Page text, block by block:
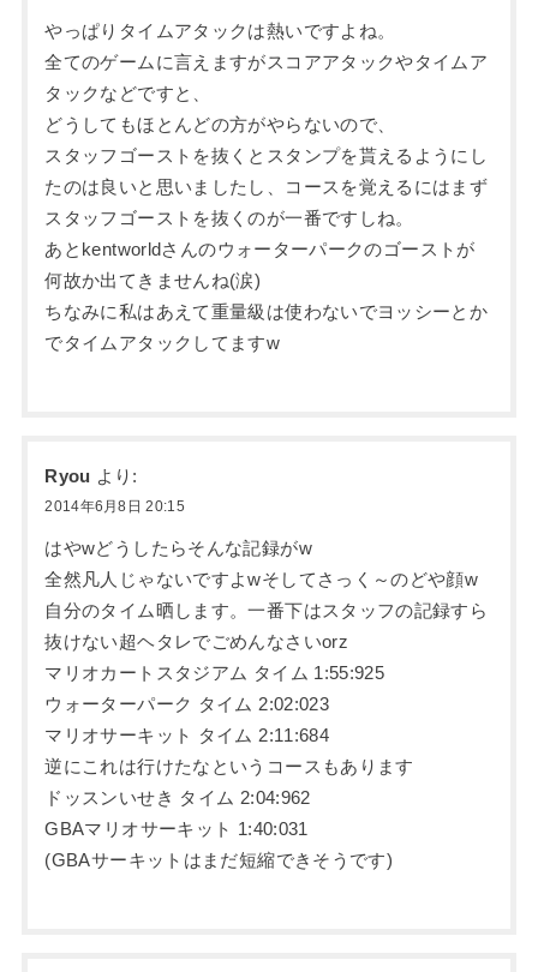
やっぱりタイムアタックは熱いですよね。
全てのゲームに言えますがスコアアタックやタイムア
タックなどですと、
どうしてもほとんどの方がやらないので、
スタッフゴーストを抜くとスタンプを貰えるようにし
たのは良いと思いましたし、コースを覚えるにはまず
スタッフゴーストを抜くのが一番ですしね。
あとkentworldさんのウォーターパークのゴーストが
何故か出てきませんね(涙)
ちなみに私はあえて重量級は使わないでヨッシーとか
でタイムアタックしてますw
Ryou より:
2014年6月8日 20:15
はやwどうしたらそんな記録がw
全然凡人じゃないですよwそしてさっく～のどや顔w
自分のタイム晒します。一番下はスタッフの記録すら
抜けない超ヘタレでごめんなさいorz
マリオカートスタジアム タイム 1:55:925
ウォーターパーク タイム 2:02:023
マリオサーキット タイム 2:11:684
逆にこれは行けたなというコースもあります
ドッスンいせき タイム 2:04:962
GBAマリオサーキット 1:40:031
(GBAサーキットはまだ短縮できそうです)